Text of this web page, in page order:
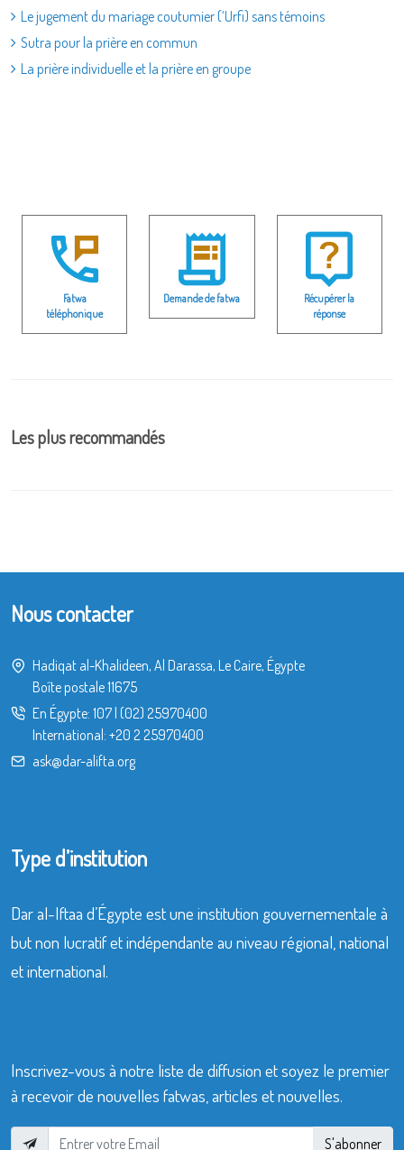
Le jugement du mariage coutumier (‘Urfi) sans témoins
Sutra pour la prière en commun
La prière individuelle et la prière en groupe
Fatwa
téléphonique
Demande de fatwa
Récupérer la
réponse
Les plus recommandés
Nous contacter
Hadiqat al-Khalideen, Al Darassa, Le Caire, Égypte
Boîte postale 11675
En Égypte: 107| (02) 25970400
International: +20 2 25970400
ask@dar-alifta.org
Type d’institution
Dar al-Iftaa d’Égypte est une institution gouvernementale à
but non lucratif et indépendante au niveau régional, national
et international.
Inscrivez-vous à notre liste de diffusion et soyez le premier
à recevoir de nouvelles fatwas, articles et nouvelles.
S'abonner